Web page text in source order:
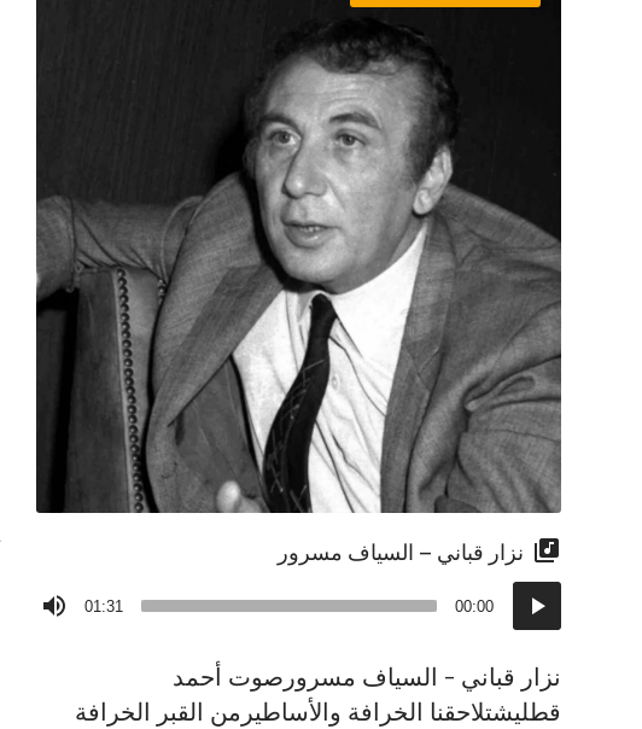
نزار قباني – السياف مسرور
مشغل
الصوت
00:00
01:31
نزار قباني – السياف مسرورصوت أحمد
قطليشتلاحقنا الخرافة والأساطيرمن القبر الخرافة